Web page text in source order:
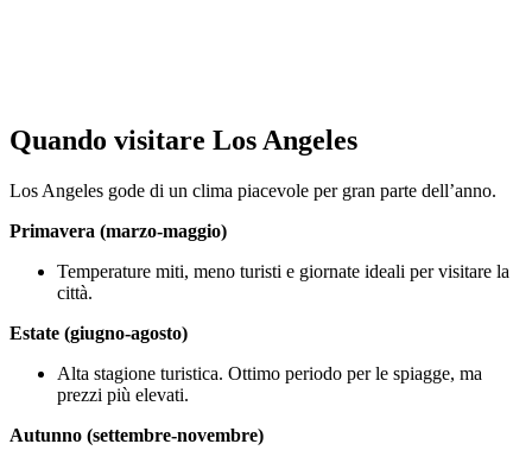
Quando visitare Los Angeles
Los Angeles gode di un clima piacevole per gran parte dell’anno.
Primavera (marzo-maggio)
Temperature miti, meno turisti e giornate ideali per visitare la
città.
Estate (giugno-agosto)
Alta stagione turistica. Ottimo periodo per le spiagge, ma
prezzi più elevati.
Autunno (settembre-novembre)